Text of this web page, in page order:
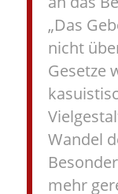
„Das
nicht
Gesetze
Wandel
mehr